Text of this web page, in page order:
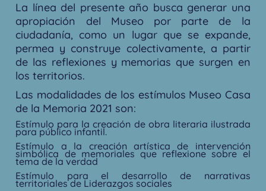
La línea del presente año busca generar una
apropiación del Museo por parte de la
ciudadanía, como un lugar que se expande,
permea y construye colectivamente, a partir
de las reflexiones y memorias que surgen en
los territorios.
Las modalidades de los estímulos Museo Casa
de la Memoria 2021 son:
Estímulo para la creación de obra literaria ilustrada
para público infantil.
Estímulo a la creación artística de intervención
simbólica de memoriales que reflexione sobre el
tema de la verdad
Estímulo para el desarrollo de narrativas
territoriales de Liderazgos sociales